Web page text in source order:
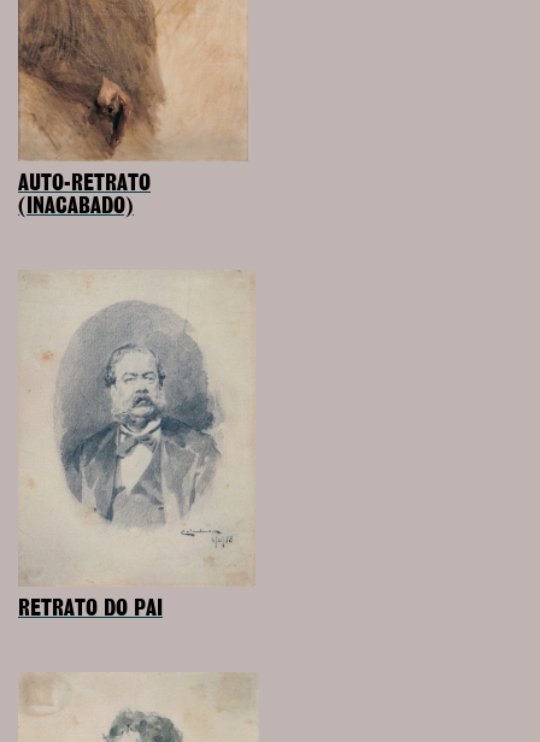
AUTO-RETRATO
(INACABADO)
RETRATO DO PAI